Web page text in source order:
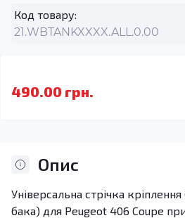
Код товару:
21.WBTANKXXXX.ALL.0.00
490.00 грн.
Опис
Універсальна стрічка
бака) для Peugeot 406 Coupe